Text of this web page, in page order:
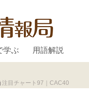
学ぶ 用語解説
注目チャート97｜CAC40